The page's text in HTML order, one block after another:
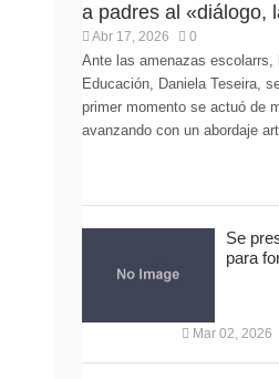
a padres al «diálogo,
Abr 17, 2026 0
Ante las amenazas escolarrs,
Educación, Daniela Teseira,
primer momento se actuó de
avanzando con un abordaje
Se
para
Mar 02, 2026